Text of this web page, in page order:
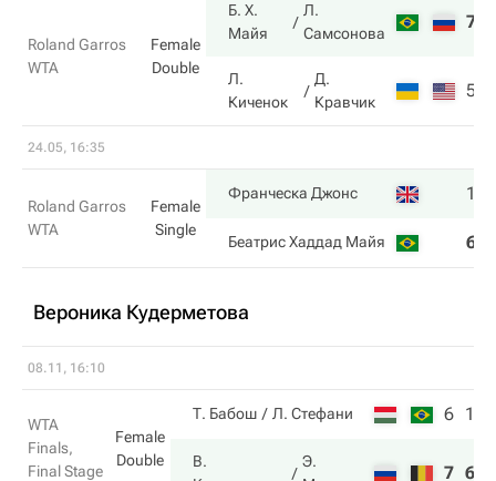
Roland Garros
WTA
Female
Double
Б. Х.
Майя
Л.
Самсонова
7
Л.
Киченок
Д.
Кравчик
5
24.05, 16:35
Roland Garros
WTA
Female
Single
Франческа Джонс 1
Беатрис Хаддад Майя 6
Вероника Кудерметова
08.11, 16:10
WTA
Finals,
Final Stage
Female
Double
Т. Бабош Л. Стефани 6 1
В.
Э.
7 6